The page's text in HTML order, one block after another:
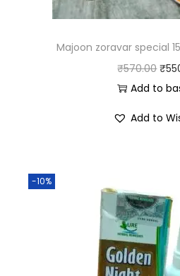
Majoon zoravar special
₹570.00 ₹
Add to
Add to
-10%